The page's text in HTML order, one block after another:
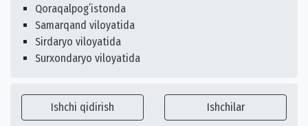
Qoraqalpogʻistonda
Samarqand viloyatida
Sirdaryo viloyatida
Surxondaryo viloyatida
Ishchi qidirish Ishchilar